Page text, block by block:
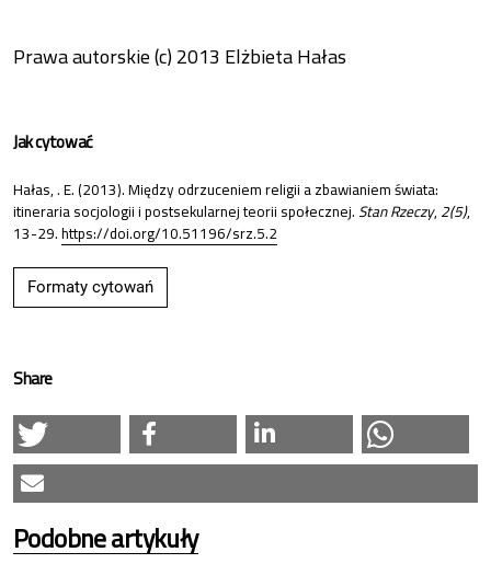
Prawa autorskie (c) 2013 Elżbieta Hałas
Jak cytować
Hałas, . E. (2013). Między odrzuceniem religii a zbawianiem świata:
itineraria socjologii i postsekularnej teorii społecznej.Stan Rzeczy,2(5),
13-29.https://doi.org/10.51196/srz.5.2
Formaty cytowań
Share
Podobne artykuły